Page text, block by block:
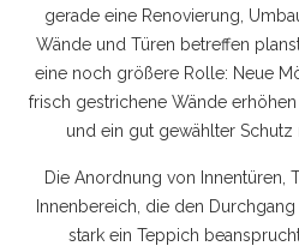
gerade eine Renovierung
Wände und Türen betreffen
eine noch größere Rolle: Neue
frisch gestrichene Wände
und ein gut gewählter Schutz
Die Anordnung von Innentüren
Innenbereich, die den
stark ein Teppich